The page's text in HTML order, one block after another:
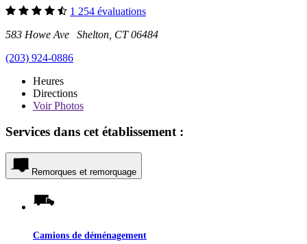
1 254 évaluations
583 Howe Ave Shelton, CT 06484
(203) 924-0886
Heures
Directions
VoirPhotos
Services dans cet établissement :
Remorques et remorquage
Camions de déménagement